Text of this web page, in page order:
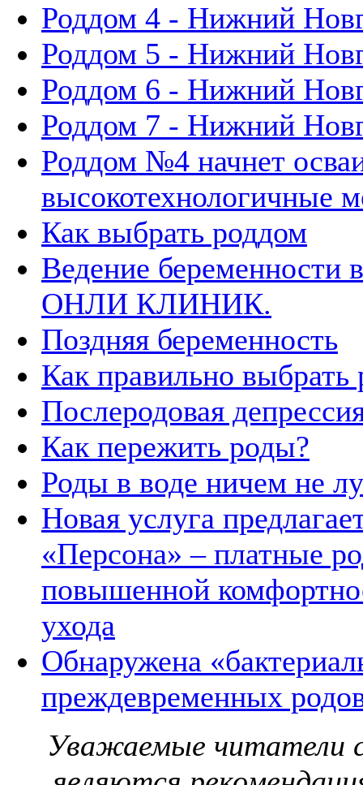
Роддом 4 - Нижний
Роддом 5 - Нижний
Роддом 6 - Нижний
Роддом 7 - Нижний
Роддом №4 начнет
высокотехнологичные
Как выбрать роддом
Ведение
ОНЛИ КЛИНИК.
Поздняя беременность
Как правильно выбрать
Послеродовая
Как пережить роды?
Роды в воде ничем не
Новая услуга
«Персона» – платные
повышенной
ухода
Обнаружена
преждевременных
Уважаемые читатели